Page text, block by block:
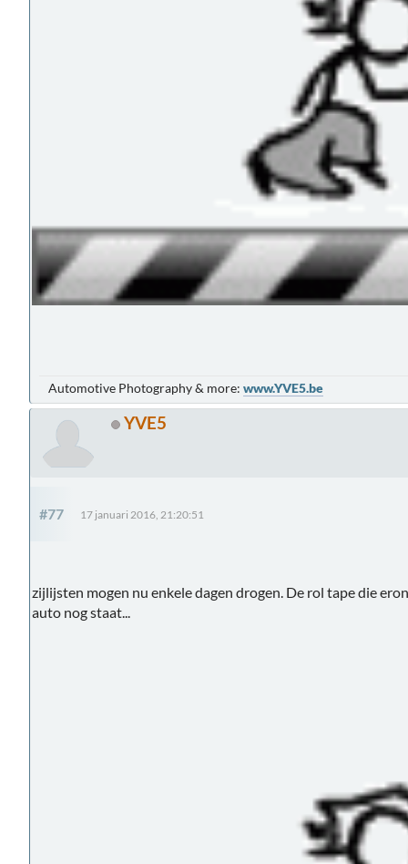
Automotive Photography & more: www.YVE5.be
YVE5
#77 17 januari 2016, 21:20:51
zijlijsten mogen nu enkele dagen drogen. De rol tape die
auto nog staat...